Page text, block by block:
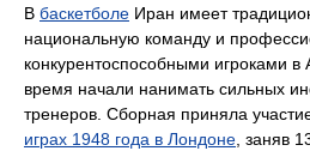
В баскетболе Иран имеет
национальную команду и
конкурентоспособными игроками
время начали нанимать сильных
тренеров. Сборная приняла
играх 1948 года в Лондоне, заняв